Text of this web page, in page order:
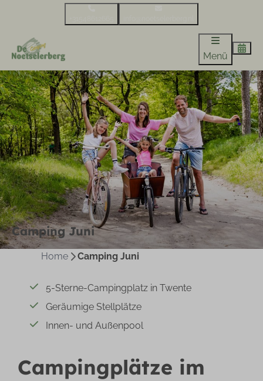
Menü
Camping Juni
Home Camping Juni
5-Sterne-Campingplatz in Twente
Geräumige Stellplätze
Innen- und Außenpool
Campingplätze im